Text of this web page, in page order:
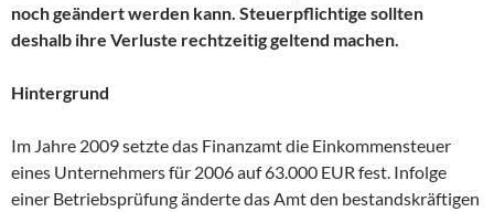
noch geändert werden kann. Steuerpflichtige sollten
deshalb ihre Verluste rechtzeitig geltend machen.
Hintergrund
Im Jahre 2009 setzte das Finanzamt die Einkommensteuer
eines Unternehmers für 2006 auf 63.000 EUR fest. Infolge
einer Betriebsprüfung änderte das Amt den bestandskräftigen